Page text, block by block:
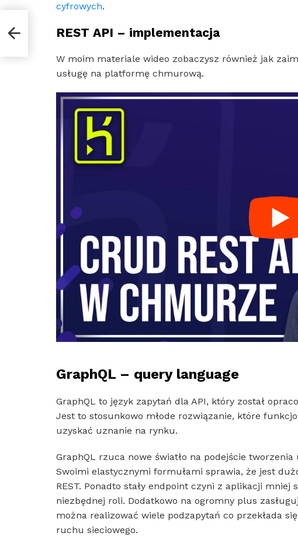
cyfrowych.
REST API – implementacja
W moim materiale wideo zobaczysz również jak
usługę na platformę chmurową.
GraphQL – query language
GraphQL to język zapytań dla API, który został
Jest to stosunkowo młode rozwiązanie, które
uzyskać uznanie na rynku.
GraphQL rzuca nowe światło na podejście
Swoimi elastycznymi formułami sprawia, że jest
REST. Ponadto stały endpoint czyni z aplikacji
niezbędnej roli. Dodatkowo na ogromny plus
można realizować wiele podzapytań co przekłada
ruchu sieciowego.